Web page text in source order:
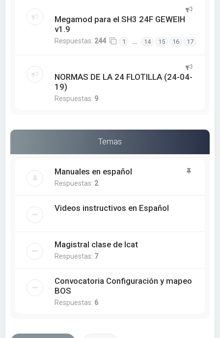
Megamod para el SH3 24F GEWEIH
v1.9
Respuestas: 244 1 … 14 15 16 17
NORMAS DE LA 24 FLOTILLA (24-04-
19)
Respuestas: 9
Temas
Manuales en español
Respuestas: 2
Videos instructivos en Español
Magistral clase de Icat
Respuestas: 7
Convocatoria Configuración y mapeo
BOS
Respuestas: 6